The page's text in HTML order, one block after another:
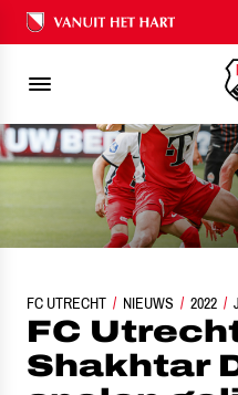
Ons nalatenschap
FC UTRECHT NIEUWS 2022
FC UTRECHT EN SHAKHTAR
FC
Shakhtar